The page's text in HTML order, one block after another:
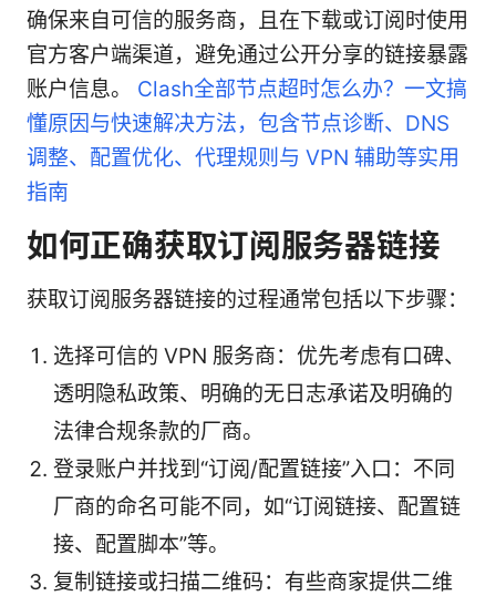
确保来自可信的服务商，且在下载或订阅时使用
官方客户端渠道，避免通过公开分享的链接暴露
账户信息。 Clash全部节点超时怎么办？一文搞
懂原因与快速解决方法，包含节点诊断、DNS
调整、配置优化、代理规则与 VPN 辅助等实用
指南
如何正确获取订阅服务器链接
获取订阅服务器链接的过程通常包括以下步骤：
选择可信的 VPN 服务商：优先考虑有口碑、
透明隐私政策、明确的无日志承诺及明确的
法律合规条款的厂商。
登录账户并找到“订阅/配置链接”入口：不同
厂商的命名可能不同，如“订阅链接、配置链
接、配置脚本”等。
复制链接或扫描二维码：有些商家提供二维